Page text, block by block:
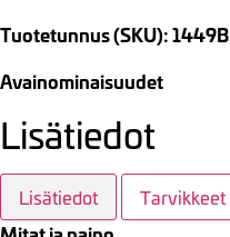
Tuotetunnus (SKU): 1449B
Avainominaisuudet
Lisätiedot
Lisätiedot Tarvikkeet